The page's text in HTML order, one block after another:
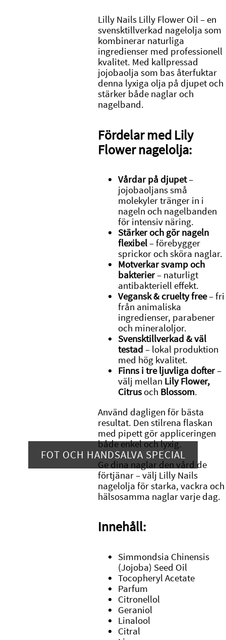
Lilly Nails Lilly Flower Oil – en
svensktillverkad nagelolja som
kombinerar naturliga
ingredienser med professionell
kvalitet. Med kallpressad
jojobaolja som bas återfuktar
denna lyxiga olja på djupet och
stärker både naglar och
nagelband.
Fördelar med Lily
Flower nagelolja:
Vårdar på djupet–
jojobaoljans små
molekyler tränger in i
nageln och nagelbanden
för intensiv näring.
Stärker och gör nageln
flexibel– förebygger
sprickor och sköra naglar.
Motverkar svamp och
bakterier– naturligt
antibakteriell effekt.
Vegansk & cruelty free– fri
från animaliska
ingredienser, parabener
och mineraloljor.
Svensktillverkad & väl
testad – lokal produktion
med hög kvalitet.
Finns i tre ljuvliga dofter–
välj mellan Lily Flower,
Citrusoch Blossom.
Använd dagligen för bästa
resultat. Den stilrena flaskan
med pipett gör appliceringen
både enkel och lyxig.
Ge dina naglar den vård de
förtjänar – välj Lilly Nails
nagelolja för starka, vackra och
hälsosamma naglar varje dag.
Innehåll:
Simmondsia Chinensis
(Jojoba) Seed Oil
Tocopheryl Acetate
Parfum
Citronellol
Geraniol
Linalool
Citral
FOT OCH HANDSALVA SPECIAL